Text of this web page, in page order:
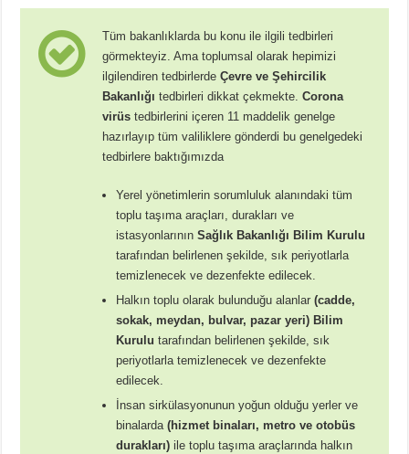
Tüm bakanlıklarda bu konu ile ilgili tedbirleri
görmekteyiz. Ama toplumsal olarak hepimizi
ilgilendiren tedbirlerdeÇevre ve Şehircilik
Bakanlığıtedbirleri dikkat çekmekte.Corona
virüs tedbirlerini içeren 11 maddelik genelge
hazırlayıp tüm valiliklere gönderdi bu genelgedeki
tedbirlere baktığımızda
Yerel yönetimlerin sorumluluk alanındaki tüm
toplu taşıma araçları, durakları ve
istasyonlarınınSağlık Bakanlığı Bilim Kurulu
tarafından belirlenen şekilde, sık periyotlarla
temizlenecek ve dezenfekte edilecek.
Halkın toplu olarak bulunduğu alanlar(cadde,
sokak, meydan, bulvar, pazar yeri) Bilim
Kurulu tarafından belirlenen şekilde, sık
periyotlarla temizlenecek ve dezenfekte
edilecek.
İnsan sirkülasyonunun yoğun olduğu yerler ve
binalarda(hizmet binaları, metro ve otobüs
durakları) ile toplu taşıma araçlarında halkın